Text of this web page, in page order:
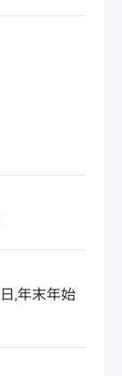
,年末年始